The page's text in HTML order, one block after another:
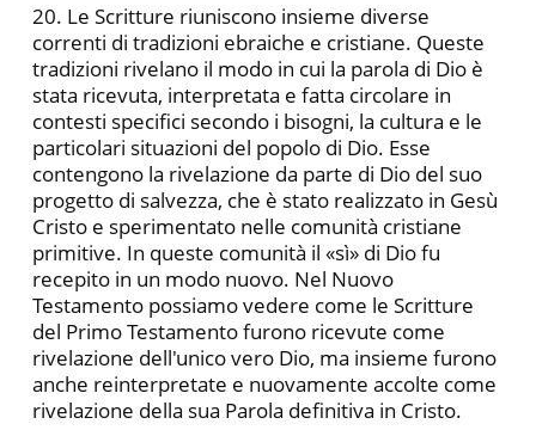
20. Le Scritture riuniscono insieme diverse
correnti di tradizioni ebraiche e cristiane. Queste
tradizioni rivelano il modo in cui la parola di Dio è
stata ricevuta, interpretata e fatta circolare in
contesti specifici secondo i bisogni, la cultura e le
particolari situazioni del popolo di Dio. Esse
contengono la rivelazione da parte di Dio del suo
progetto di salvezza, che è stato realizzato in Gesù
Cristo e sperimentato nelle comunità cristiane
primitive. In queste comunità il «sì» di Dio fu
recepito in un modo nuovo. Nel Nuovo
Testamento possiamo vedere come le Scritture
del Primo Testamento furono ricevute come
rivelazione dell'unico vero Dio, ma insieme furono
anche reinterpretate e nuovamente accolte come
rivelazione della sua Parola definitiva in Cristo.